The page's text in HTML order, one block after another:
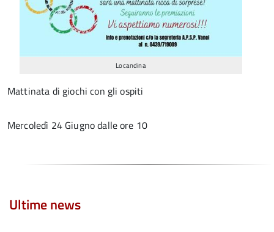
Locandina
Mattinata di giochi con gli ospiti
Mercoledì 24 Giugno dalle ore 10
Ultime news